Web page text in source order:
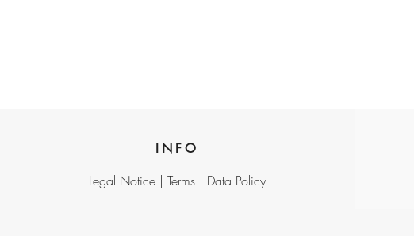
INFO
Legal Notice |Terms | Data Policy